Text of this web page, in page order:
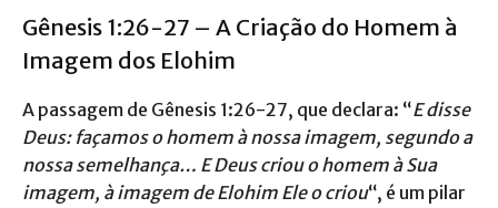
Gênesis 1:26-27 – A Criação do Homem à
Imagem dos Elohim
A passagem de Gênesis 1:26-27, que declara: “E disse
Deus: façamos o homem à nossa imagem, segundo a
nossa semelhança… E Deus criou o homem à Sua
imagem, à imagem de Elohim Ele o criou“, é um pilar